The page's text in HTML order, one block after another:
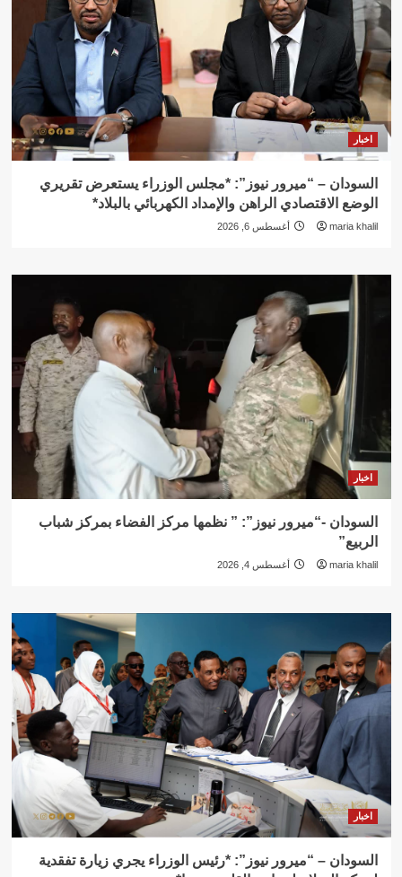
اخبار
السودان – “ميرور نيوز”: *مجلس الوزراء يستعرض تقريري
الوضع الاقتصادي الراهن والإمداد الكهربائي بالبلاد*
maria khalil أغسطس 6, 2026
اخبار
السودان -“ميرور نيوز”: ” نظمها مركز الفضاء بمركز شباب
الربيع”
maria khalil أغسطس 4, 2026
اخبار
السودان – “ميرور نيوز”: *رئيس الوزراء يجري زيارة تفقدية